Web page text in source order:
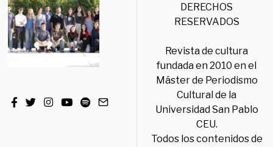
DERECHOS
RESERVADOS
Revista de cultura
fundada en 2010 en el
Máster de Periodismo
Cultural de la
Universidad San Pablo
CEU.
Todos los contenidos de